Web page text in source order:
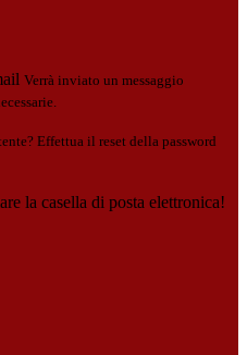
Verrà inviato un messaggio
Effettua il reset della password
la casella di posta elettronica!